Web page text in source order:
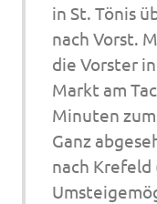
in St. Tönis
nach Vorst.
die Vorster
Markt am
Minuten
Ganz
nach Krefeld